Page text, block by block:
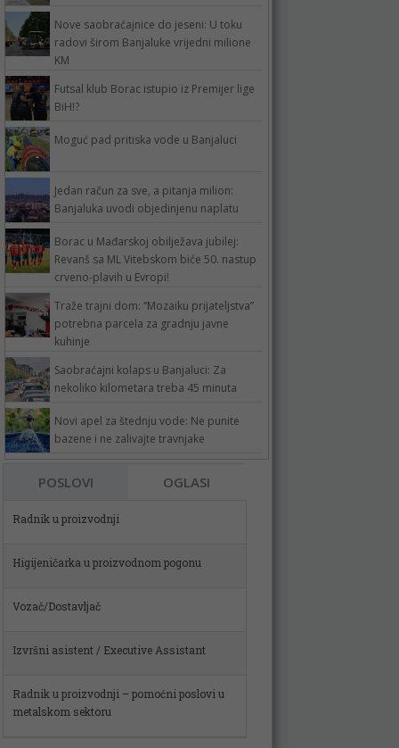
Nove saobraćajnice do jeseni: U toku
radovi širom Banjaluke vrijedni milione
KM
Futsal klub Borac istupio iz Premijer lige
BiH!?
Moguć pad pritiska vode u Banjaluci
Jedan račun za sve, a pitanja milion:
Banjaluka uvodi objedinjenu naplatu
Borac u Mađarskoj obilježava jubilej:
Revanš sa ML Vitebskom biće 50. nastup
crveno-plavih u Evropi!
Traže trajni dom: “Mozaiku prijateljstva”
potrebna parcela za gradnju javne
kuhinje
Saobraćajni kolaps u Banjaluci: Za
nekoliko kilometara treba 45 minuta
Novi apel za štednju vode: Ne punite
bazene i ne zalivajte travnjake
POSLOVI OGLASI
Radnik u proizvodnji
Higijeničarka u proizvodnom pogonu
Vozač/Dostavljač
Izvršni asistent / Executive Assistant
Radnik u proizvodnji – pomoćni poslovi u
Spremačica